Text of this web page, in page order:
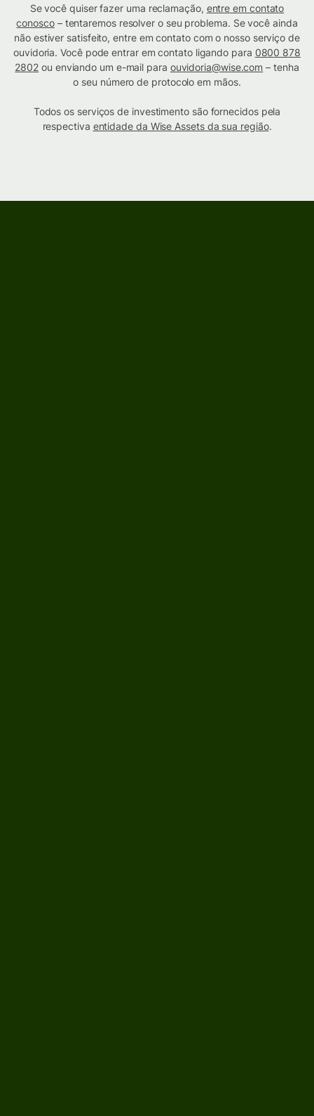
Se você quiser fazer uma reclamação, entre em contato
conosco– tentaremos resolver o seu problema. Se você ainda
não estiver satisfeito, entre em contato com o nosso serviço de
ouvidoria. Você pode entrar em contato ligando para 0800 878
2802 ou enviando um e-mail para ouvidoria@wise.com – tenha
o seu número de protocolo em mãos.
Todos os serviços de investimento são fornecidos pela
respectiva entidade da Wise Assets da sua região.